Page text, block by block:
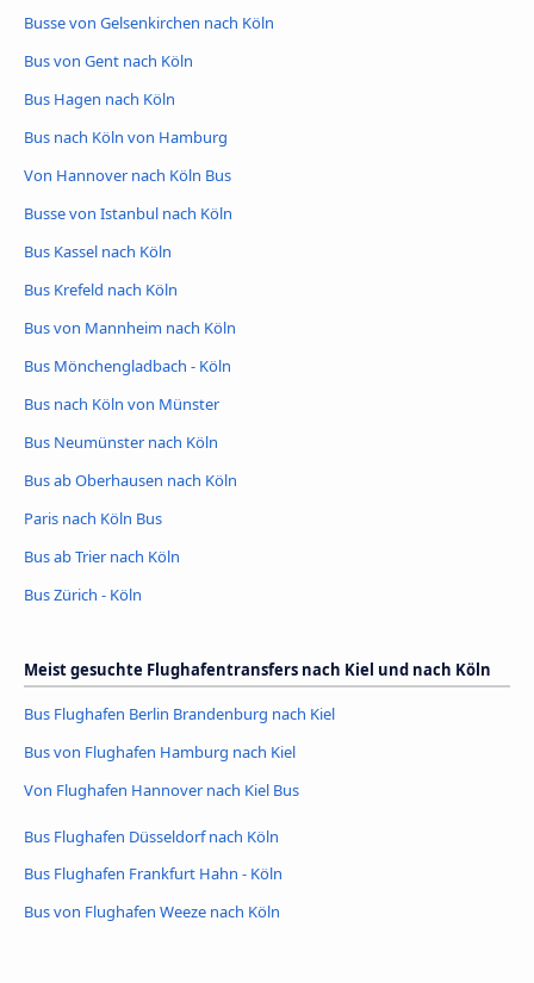
Busse von Gelsenkirchen nach Köln
Bus von Gent nach Köln
Bus Hagen nach Köln
Bus nach Köln von Hamburg
Von Hannover nach Köln Bus
Busse von Istanbul nach Köln
Bus Kassel nach Köln
Bus Krefeld nach Köln
Bus von Mannheim nach Köln
Bus Mönchengladbach - Köln
Bus nach Köln von Münster
Bus Neumünster nach Köln
Bus ab Oberhausen nach Köln
Paris nach Köln Bus
Bus ab Trier nach Köln
Bus Zürich - Köln
Meist gesuchte Flughafentransfers nach Kiel und nach Köln
Bus Flughafen Berlin Brandenburg nach Kiel
Bus von Flughafen Hamburg nach Kiel
Von Flughafen Hannover nach Kiel Bus
Bus Flughafen Düsseldorf nach Köln
Bus Flughafen Frankfurt Hahn - Köln
Bus von Flughafen Weeze nach Köln